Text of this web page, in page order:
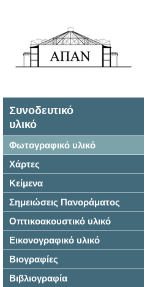
Συνοδευτικό
υλικό
Φωτογραφικό υλικό
Χάρτες
Κείμενα
Σημειώσεις Πανοράματος
Οπτικοακουστικό υλικό
Εικονογραφικό υλικό
Βιογραφίες
Βιβλιογραφία